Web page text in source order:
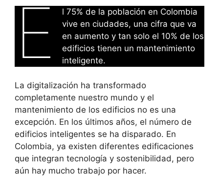
E
l 75% de la población en Colombia
vive en ciudades, una cifra que va
en aumento y tan solo el 10% de los
edificios tienen un mantenimiento
inteligente.
La digitalización ha transformado
completamente nuestro mundo y el
mantenimiento de los edificios no es una
excepción. En los últimos años, el número de
edificios inteligentes se ha disparado. En
Colombia, ya existen diferentes edificaciones
que integran tecnología y sostenibilidad, pero
aún hay mucho trabajo por hacer.